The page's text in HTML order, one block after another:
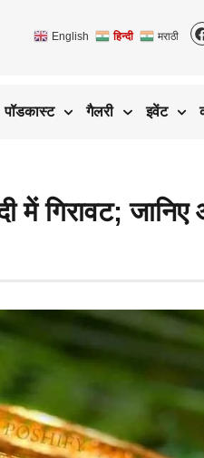
English हिन्दी मराठी
पॉडकास्ट गैलरी इवेंट
में गिरावट;